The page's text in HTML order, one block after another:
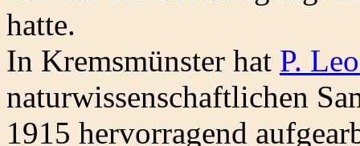
hatte.
In Kremsmünster hat P.
naturwissenschaftlichen
1915 hervorragend